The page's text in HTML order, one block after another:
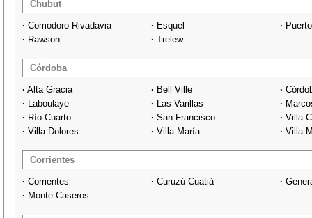
Chubut
· Comodoro Rivadavia · Esquel ·
· Rawson · Trelew
Córdoba
· Alta Gracia · Bell Ville ·
· Laboulaye · Las Varillas ·
· Río Cuarto · San Francisco · Villa
· Villa Dolores · Villa María · Villa
Corrientes
· Corrientes · Curuzú Cuatiá ·
· Monte Caseros